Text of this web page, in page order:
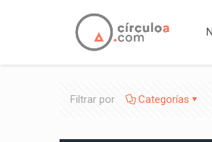
Filtrar por Categorías